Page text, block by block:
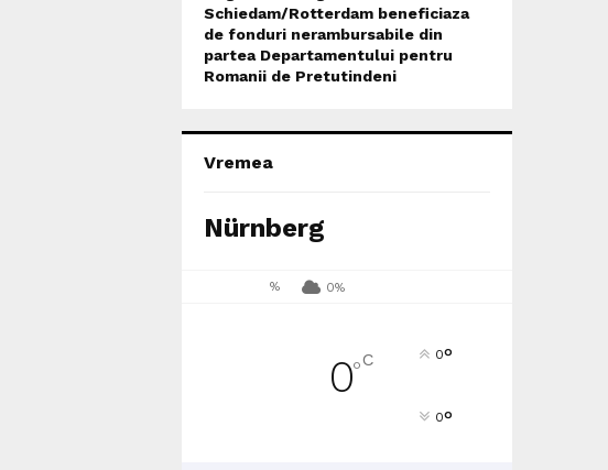
Schiedam/Rotterdam beneficiaza
de fonduri nerambursabile din
partea Departamentului pentru
Romanii de Pretutindeni
Vremea
Nürnberg
% 0%
0°C 0°
0°